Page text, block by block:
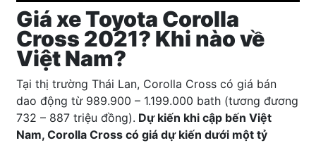
Giá xe Toyota Corolla
Cross 2021? Khi nào về
Việt Nam?
Tại thị trường Thái Lan, Corolla Cross có giá bán
dao động từ 989.900 – 1.199.000 bath (tương đương
732 – 887 triệu đồng). Dự kiến khi cập bến Việt
Nam, Corolla Cross có giá dự kiến dưới một tỷ